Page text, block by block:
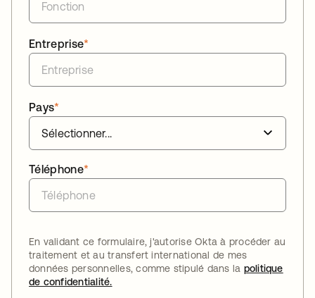
*
Entreprise
*
Pays
*
Téléphone
En validant ce formulaire, j'autorise Okta à procéder au
traitement et au transfert international de mes
données personnelles, comme stipulé dans la politique
de confidentialité.